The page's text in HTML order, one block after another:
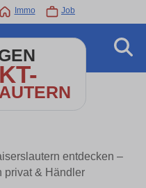
Immo Job
entdecken –
privat & Händler